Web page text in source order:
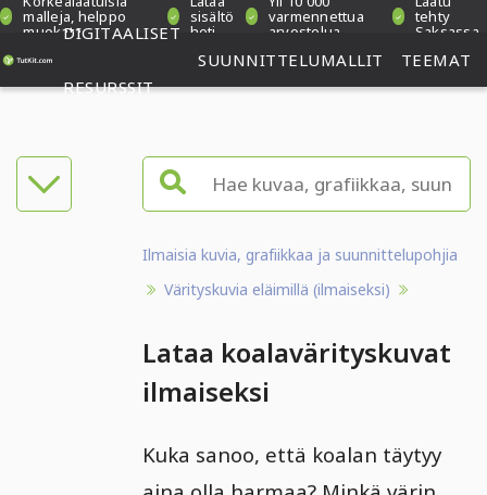
malleja, helppo
muokata
sisältö
heti
varmennettua
arvostelua
tehty
Saksassa
DIGITAALISET
RESURSSIT
SUUNNITTELUMALLIT TEEMAT
Ilmaisia kuvia, grafiikkaa ja suunnittelupohjia
Värityskuvia eläimillä (ilmaiseksi)
Lataa koalavärityskuvat
ilmaiseksi
Kuka sanoo, että koalan täytyy